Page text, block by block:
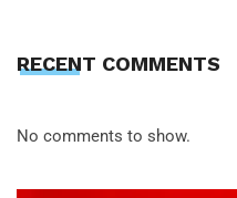
RECENT COMMENTS
No comments to show.